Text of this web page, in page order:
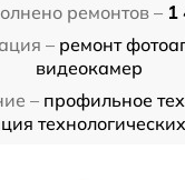
ремонтов – 1
– ремонт
видеокамер
– профильное